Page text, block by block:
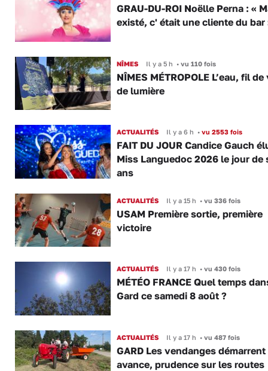
GRAU-DU-ROI Noëlle Perna : «
existé, c' était une cliente du bar
NÎMES Il y a 5 h •vu 110 fois
NÎMES MÉTROPOLE L’eau, fil de
de lumière
ACTUALITÉS Il y a 6 h •vu 2553 fois
FAIT DU JOUR Candice Gauch
Miss Languedoc 2026 le jour de
ans
ACTUALITÉS Il y a 15 h •vu 336 fois
USAM Première sortie, première
victoire
ACTUALITÉS Il y a 17 h •vu 430 fois
MÉTÉO FRANCE Quel temps
Gard ce samedi 8 août ?
ACTUALITÉS Il y a 17 h •vu 487 fois
GARD Les vendanges démarrent
avance, prudence sur les routes